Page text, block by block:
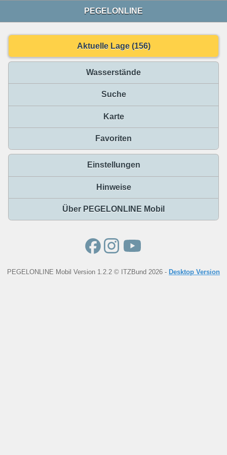
PEGELONLINE
Aktuelle Lage (156)
Wasserstände
Suche
Karte
Favoriten
Einstellungen
Hinweise
Über PEGELONLINE Mobil
PEGELONLINE Mobil Version 1.2.2 © ITZBund 2026 - Desktop Version